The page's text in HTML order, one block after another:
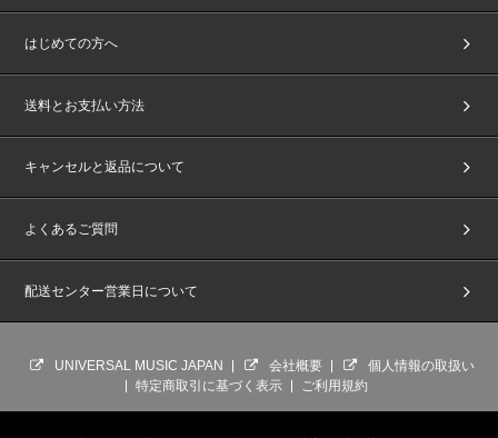
はじめての方へ
送料とお支払い方法
キャンセルと返品について
よくあるご質問
配送センター営業日について
UNIVERSAL MUSIC JAPAN 会社概要
個人情報の取扱い
特定商取引に基づく表示
ご利用規約